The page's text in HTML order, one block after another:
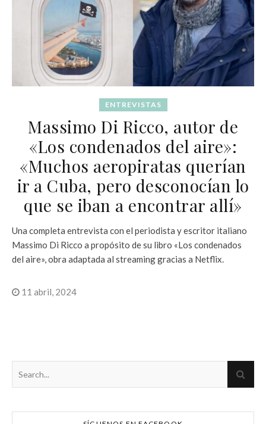
ENTREVISTAS
Massimo Di Ricco, autor de
«Los condenados del aire»:
«Muchos aeropiratas querían
ir a Cuba, pero desconocían lo
que se iban a encontrar allí»
Una completa entrevista con el periodista y escritor italiano
Massimo Di Ricco a propósito de su libro «Los condenados
del aire», obra adaptada al streaming gracias a Netflix.
11 abril, 2024